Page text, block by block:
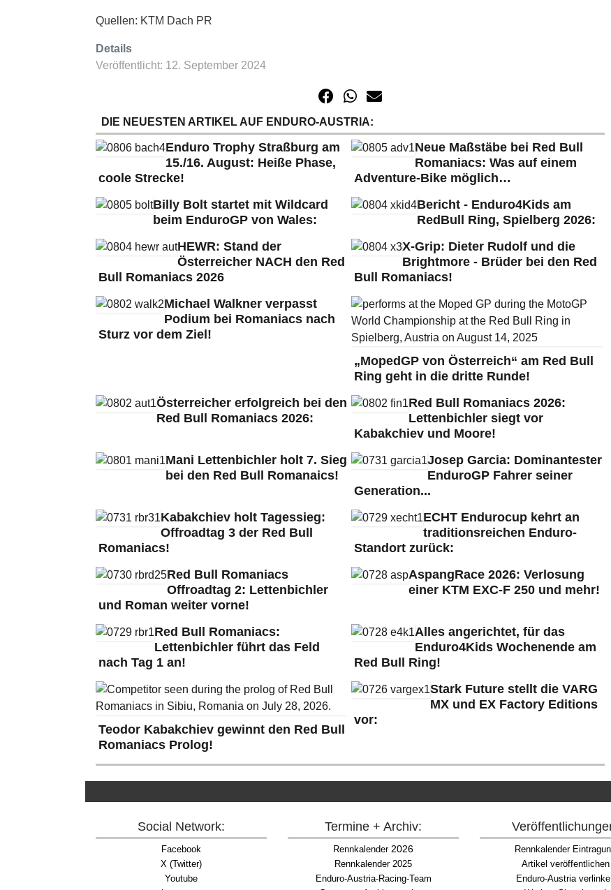
Quellen: KTM Dach PR
Details
Veröffentlicht: 12. September 2024
DIE NEUESTEN ARTIKEL AUF ENDURO-AUSTRIA:
Enduro Trophy Straßburg am
15./16. August: Heiße Phase,
coole Strecke!
Neue Maßstäbe bei Red Bull
Romaniacs: Was auf einem
Adventure-Bike möglich…
Billy Bolt startet mit Wildcard
beim EnduroGP von Wales:
Bericht - Enduro4Kids am
RedBull Ring, Spielberg 2026:
HEWR: Stand der
Österreicher NACH den Red
Bull Romaniacs 2026
X-Grip: Dieter Rudolf und die
Brightmore - Brüder bei den Red
Bull Romaniacs!
Michael Walkner verpasst
Podium bei Romaniacs nach
Sturz vor dem Ziel!
„MopedGP von Österreich“ am Red Bull
Ring geht in die dritte Runde!
Österreicher erfolgreich bei den
Red Bull Romaniacs 2026:
Red Bull Romaniacs 2026:
Lettenbichler siegt vor
Kabakchiev und Moore!
Mani Lettenbichler holt 7. Sieg
bei den Red Bull Romanaics!
Josep Garcia: Dominantester
EnduroGP Fahrer seiner
Generation...
Kabakchiev holt Tagessieg:
Offroadtag 3 der Red Bull
Romaniacs!
ECHT Endurocup kehrt an
traditionsreichen Enduro-
Standort zurück:
Red Bull Romaniacs
Offroadtag 2: Lettenbichler
und Roman weiter vorne!
AspangRace 2026: Verlosung
einer KTM EXC-F 250 und mehr!
Red Bull Romaniacs:
Lettenbichler führt das Feld
nach Tag 1 an!
Alles angerichtet, für das
Enduro4Kids Wochenende am
Red Bull Ring!
Teodor Kabakchiev gewinnt den Red Bull
Romaniacs Prolog!
Stark Future stellt die VARG
MX und EX Factory Editions
vor:
Social Network:
Facebook
X (Twitter)
Youtube
Termine + Archiv:
Rennkalender2026
Rennkalender 2025
Enduro-Austria-Racing-Team
Rennkalender
Artikel veröffentlichen
Enduro-Austria